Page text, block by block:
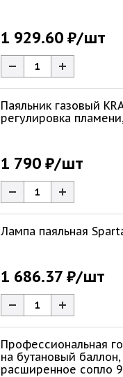
1 929.60 ₽/шт
Паяльник газовый
регулировка
1 790 ₽/шт
Лампа паяльная
1 686.37 ₽/шт
Профессиональная
на бутановый
расширенное сопло